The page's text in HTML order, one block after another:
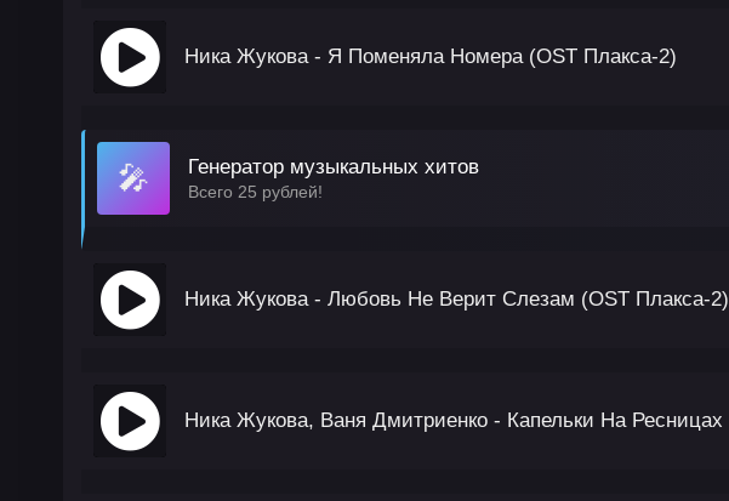
Ника Жукова - Я Поменяла Номера (OST Плакса-2)
🎤 Генератор музыкальных хитов
Всего 25 рублей!
Ника Жукова - Любовь Не Верит Слезам (OST Плакса-2)
Ника Жукова, Ваня Дмитриенко - Капельки На Ресницах